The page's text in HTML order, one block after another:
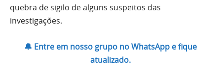
quebra de sigilo de alguns suspeitos das
investigações.
🔔 Entre em nosso grupo no WhatsApp e fique
atualizado.